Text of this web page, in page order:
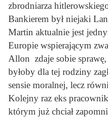
zbrodniarza
Bankierem był niejaki
Martin aktualnie jest
Europie wspierającym
Allon zdaje sobie
byłoby dla tej rodziny
sensie moralnej, lecz
Kolejny raz eks
którym już chciał